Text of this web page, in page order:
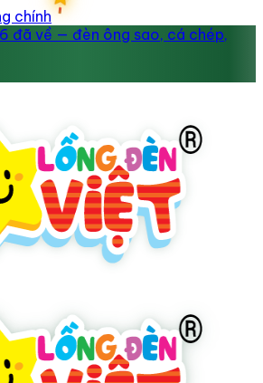
chính
đã về — đèn ông sao, cá chép,